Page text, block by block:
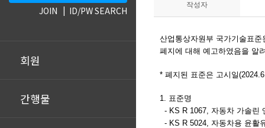
회원
간행물
JOIN ID/PW SEARCH 작성자
산업통상자원부 국가기술표
폐지에 대해 예고하였음을 알
* 폐지된 표준은 고시일
1. 표준명
- KS R 1067, 자동차 가솔린
- KS R 5024, 자동차용 윤활